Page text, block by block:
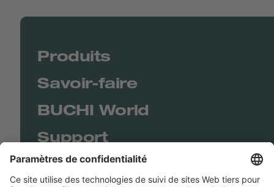
Produits
Savoir-faire
BUCHI World
Support
Shop